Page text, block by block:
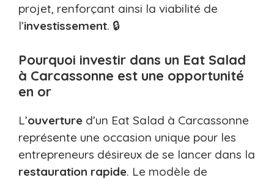
projet, renforçant ainsi la viabilité de
l’investissement. 🔒
Pourquoi investir dans un Eat Salad
à Carcassonne est une opportunité
en or
L’ouverture d’un Eat Salad à Carcassonne
représente une occasion unique pour les
entrepreneurs désireux de se lancer dans la
restauration rapide. Le modèle de